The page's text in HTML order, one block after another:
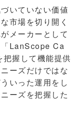
いていない価値
市場を切り開く
メーカーとして
「LanScope Ca
握して機能提供
ーズだけではな
いった運用をし
ーズを把握した